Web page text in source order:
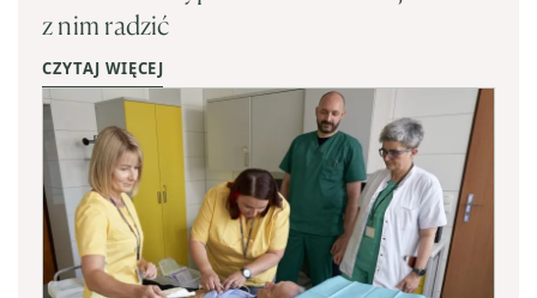
z nim radzić
CZYTAJ WIĘCEJ